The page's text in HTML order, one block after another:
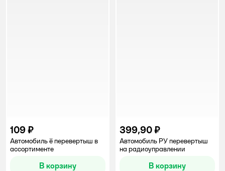
109 ₽
Автомобиль ё перевертыш в
ассортименте
В корзину
399,90 ₽
Автомобиль РУ перевертыш
на радиоуправлении
В корзину